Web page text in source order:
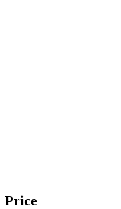
Price